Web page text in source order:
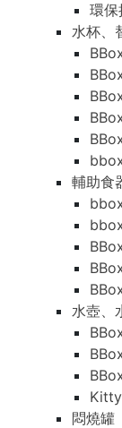
環保
水杯、
輔助食
水壺、
悶燒罐